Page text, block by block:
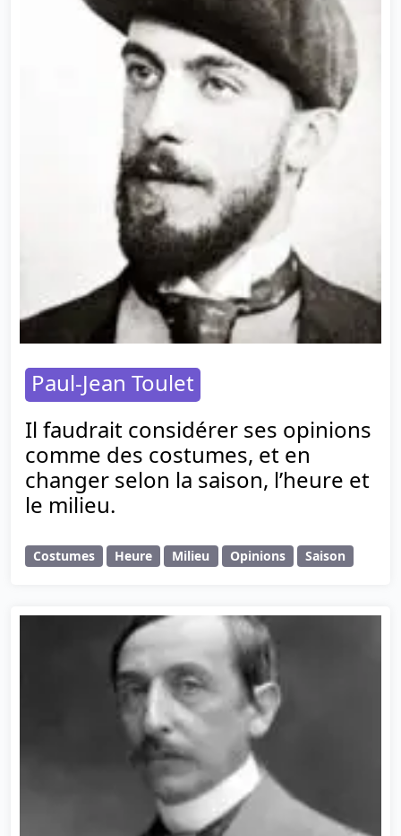
Paul-Jean Toulet
Il faudrait considérer ses opinions
comme des costumes, et en
changer selon la saison, l’heure et
le milieu.
Costumes Heure Milieu Opinions Saison